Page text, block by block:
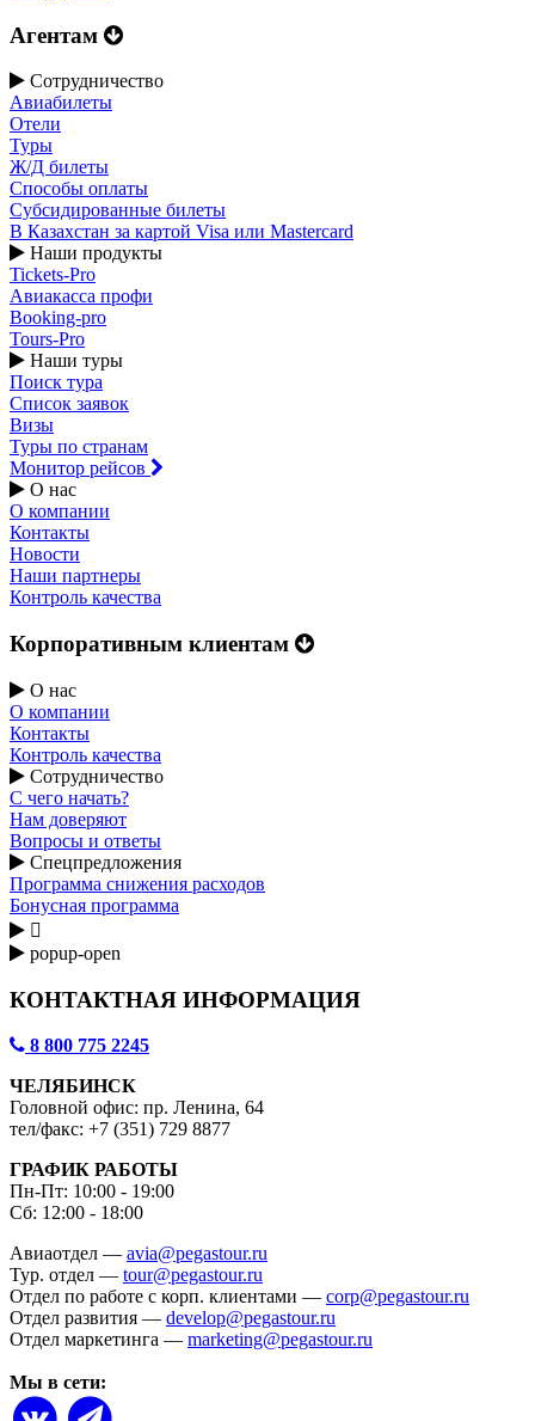
Агентам
Сотрудничество
Авиабилеты
Отели
Туры
Ж/Д билеты
Способы оплаты
Субсидированные билеты
В Казахстан за картой Visa или Masterсard
Наши продукты
Tickets-Pro
Авиакасса профи
Booking-pro
Tours-Pro
Наши туры
Поиск тура
Список заявок
Визы
Туры по странам
Монитор рейсов
О нас
О компании
Контакты
Новости
Наши партнеры
Контроль качества
Корпоративным клиентам
О нас
О компании
Контакты
Контроль качества
Сотрудничество
С чего начать?
Нам доверяют
Вопросы и ответы
Спецпредложения
Программа снижения расходов
Бонусная программа

popup-open
КОНТАКТНАЯ ИНФОРМАЦИЯ
8 800 775 2245
ЧЕЛЯБИНСК
Головной офис: пр. Ленина, 64
тел/факс: +7 (351) 729 8877
ГРАФИК РАБОТЫ
Пн-Пт: 10:00 - 19:00
Сб: 12:00 - 18:00
Авиаотдел — avia@pegastour.ru
Тур. отдел — tour@pegastour.ru
Отдел по работе с корп. клиентами — corp@pegastour.ru
Отдел развития — develop@pegastour.ru
Отдел маркетинга — marketing@pegastour.ru
Мы в сети: